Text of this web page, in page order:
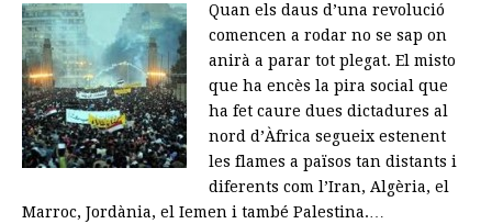
Quan els daus d’una revolució
comencen a rodar no se sap on
anirà a parar tot plegat. El misto
que ha encès la pira social que
ha fet caure dues dictadures al
nord d’Àfrica segueix estenent
les flames a països tan distants i
diferents com l’Iran, Algèria, el
Marroc, Jordània, el Iemen i també Palestina.…